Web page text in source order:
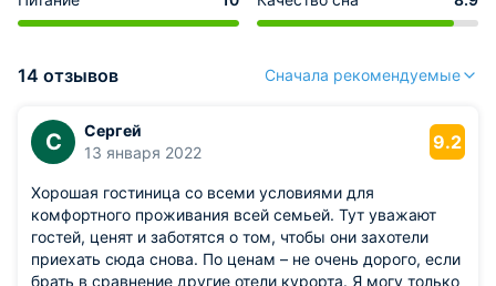
14 отзывов Сначала рекомендуемые
С
Сергей
13 января 2022
9.2
Хорошая гостиница со всеми условиями для
комфортного проживания всей семьей. Тут уважают
гостей, ценят и заботятся о том, чтобы они захотели
приехать сюда снова. По ценам – не очень дорого, если
брать в сравнение другие отели курорта. Я могу только